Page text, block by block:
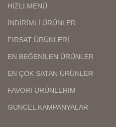
HIZLI MENÜ
İNDİRİMLİ ÜRÜNLER
FIRSAT ÜRÜNLERİ
EN BEĞENİLEN ÜRÜNLER
EN ÇOK SATAN ÜRÜNLER
FAVORİ ÜRÜNLERİM
GÜNCEL KAMPANYALAR